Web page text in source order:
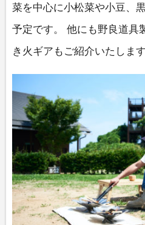
菜を中心に小松菜や小豆、
予定です。 他にも野良道具
き火ギアもご紹介いたします